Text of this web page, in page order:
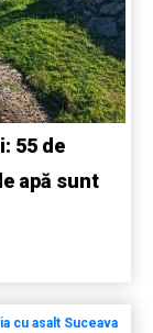
55 de
apă sunt
cu asalt Suceava